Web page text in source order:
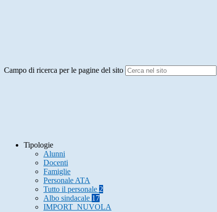
Campo di ricerca per le pagine del sito
Tipologie
Alunni
Docenti
Famiglie
Personale ATA
Tutto il personale 2
Albo sindacale 17
IMPORT_NUVOLA